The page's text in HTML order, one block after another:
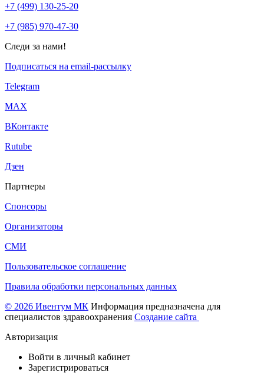
+7 (499) 130-25-20
+7 (985) 970-47-30
Следи за нами!
Подписаться на email-рассылку
Telegram
МАХ
ВКонтакте
Rutube
Дзен
Партнеры
Спонсоры
Организаторы
СМИ
Пользовательское соглашение
Правила обработки персональных данных
© 2026 Ивентум МК Информация предназначена для
специалистов здравоохранения Создание сайта
Авторизация
Войти в личный кабинет
Зарегистрироваться